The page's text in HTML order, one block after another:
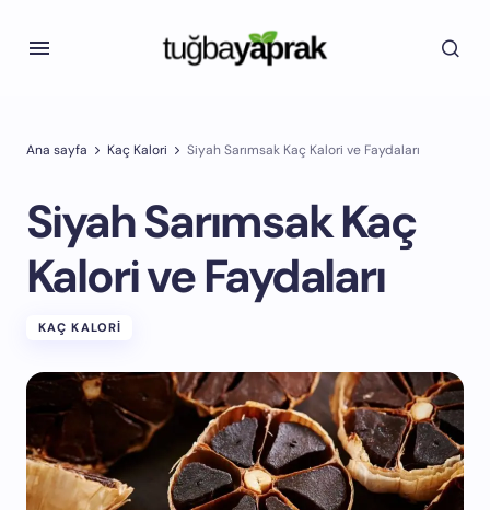
Ana sayfa Kaç Kalori Siyah Sarımsak Kaç Kalori ve Faydaları
Siyah Sarımsak Kaç
Kalori ve Faydaları
KAÇ KALORI